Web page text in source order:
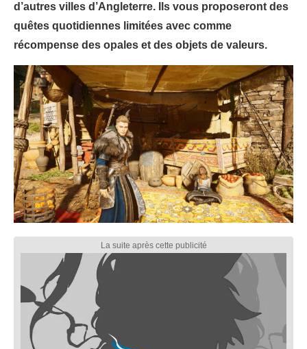
d’autres villes d’Angleterre. Ils vous proposeront des
quêtes quotidiennes limitées avec comme
récompense des opales et des objets de valeurs.